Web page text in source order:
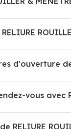
d'ouverture de
vous avec
RELIURE